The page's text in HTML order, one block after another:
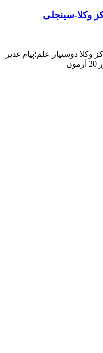
211,500 تومان
مرکز وکلا دوستیار علم؛پیام غدیر